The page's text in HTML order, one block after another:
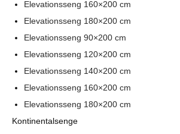
Elevationsseng 160×200 cm
Elevationsseng 180×200 cm
Elevationsseng 90×200 cm
Elevationsseng 120×200 cm
Elevationsseng 140×200 cm
Elevationsseng 160×200 cm
Elevationsseng 180×200 cm
Kontinentalsenge